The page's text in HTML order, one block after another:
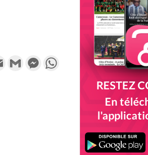
Email Gmail MessengerWhatsApp
RESTEZ
En